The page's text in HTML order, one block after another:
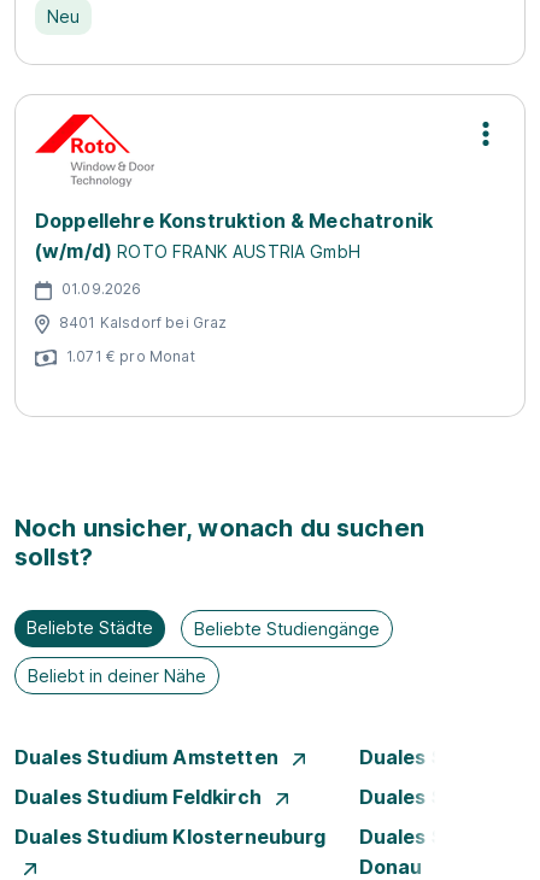
Neu
Doppellehre Konstruktion & Mechatronik
(w/m/d) ROTO FRANK AUSTRIA GmbH
01.09.2026
8401 Kalsdorf bei Graz
1.071 € pro Monat
Noch unsicher, wonach du suchen
sollst?
Beliebte Städte Beliebte Studiengänge
Beliebt in deiner Nähe
Duales Studium Amstetten
Duales Studium
Duales Studium Feldkirch
Duales Studium
Duales Studium Klosterneuburg
Duales Studium
Donau